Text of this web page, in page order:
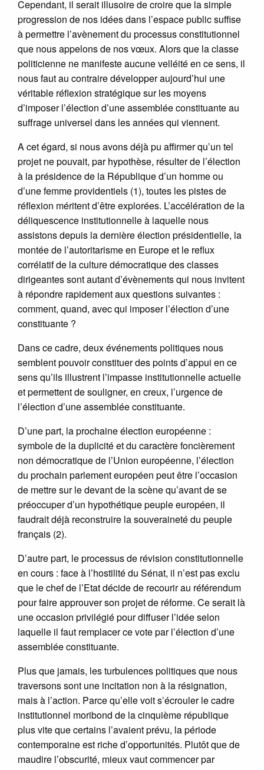
Cependant, il serait illusoire de croire que la simple
progression de nos idées dans l’espace public suffise
à permettre l’avènement du processus constitutionnel
que nous appelons de nos vœux. Alors que la classe
politicienne ne manifeste aucune velléité en ce sens, il
nous faut au contraire développer aujourd’hui une
véritable réflexion stratégique sur les moyens
d’imposer l’élection d’une assemblée constituante au
suffrage universel dans les années qui viennent.
A cet égard, si nous avons déjà pu affirmer qu’un tel
projet ne pouvait, par hypothèse, résulter de l’élection
à la présidence de la République d’un homme ou
d’une femme providentiels (1), toutes les pistes de
réflexion méritent d’être explorées. L’accélération de la
déliquescence institutionnelle à laquelle nous
assistons depuis la dernière élection présidentielle, la
montée de l’autoritarisme en Europe et le reflux
corrélatif de la culture démocratique des classes
dirigeantes sont autant d’évènements qui nous invitent
à répondre rapidement aux questions suivantes :
comment, quand, avec qui imposer l’élection d’une
constituante ?
Dans ce cadre, deux événements politiques nous
semblent pouvoir constituer des points d’appui en ce
sens qu’ils illustrent l’impasse institutionnelle actuelle
et permettent de souligner, en creux, l’urgence de
l’élection d’une assemblée constituante.
D’une part, la prochaine élection européenne :
symbole de la duplicité et du caractère foncièrement
non démocratique de l’Union européenne, l’élection
du prochain parlement européen peut être l’occasion
de mettre sur le devant de la scène qu’avant de se
préoccuper d’un hypothétique peuple européen, il
faudrait déjà reconstruire la souveraineté du peuple
français (2).
D’autre part, le processus de révision constitutionnelle
en cours : face à l’hostilité du Sénat, il n’est pas exclu
que le chef de l’Etat décide de recourir au référendum
pour faire approuver son projet de réforme. Ce serait là
une occasion privilégié pour diffuser l’idée selon
laquelle il faut remplacer ce vote par l’élection d’une
assemblée constituante.
Plus que jamais, les turbulences politiques que nous
traversons sont une incitation non à la résignation,
mais à l’action. Parce qu’elle voit s’écrouler le cadre
institutionnel moribond de la cinquième république
plus vite que certains l’avaient prévu, la période
contemporaine est riche d’opportunités. Plutôt que de
maudire l’obscurité, mieux vaut commencer par